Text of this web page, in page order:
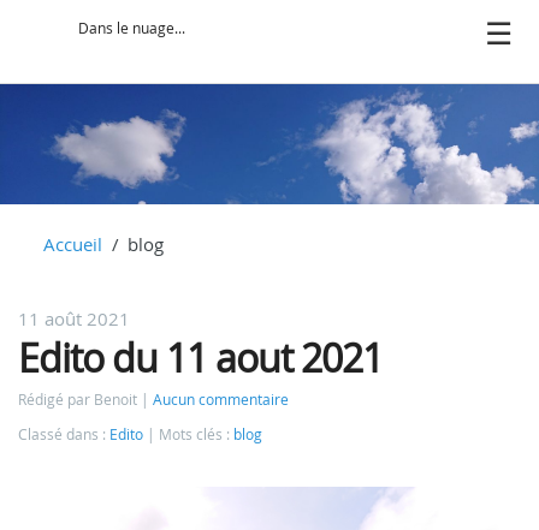
Dans le nuage...
Accueil blog
11 août 2021
Edito du 11 aout 2021
Rédigé par Benoit
Aucun commentaire
Classé dans : Edito Mots clés : blog